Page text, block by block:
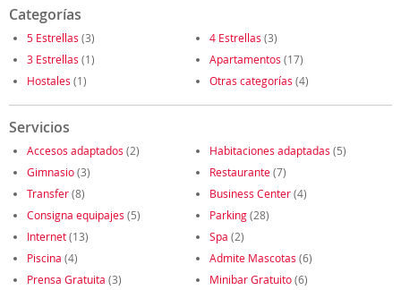
Categorías
5 Estrellas (3) 4 Estrellas (3)
3 Estrellas (1) Apartamentos (17)
Hostales (1) Otras categorías (4)
Servicios
Accesos adaptados (2) Habitaciones adaptadas (5)
Gimnasio(3) Restaurante(7)
Transfer(8) Business Center(4)
Consigna equipajes (5) Parking(28)
Internet(13) Spa (2)
Piscina (4) Admite Mascotas (6)
Prensa Gratuita (3) Minibar Gratuito(6)